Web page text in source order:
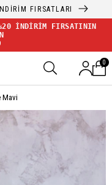
FIRSATLARI
İNDİRİM FIRSATININ
0
Mavi